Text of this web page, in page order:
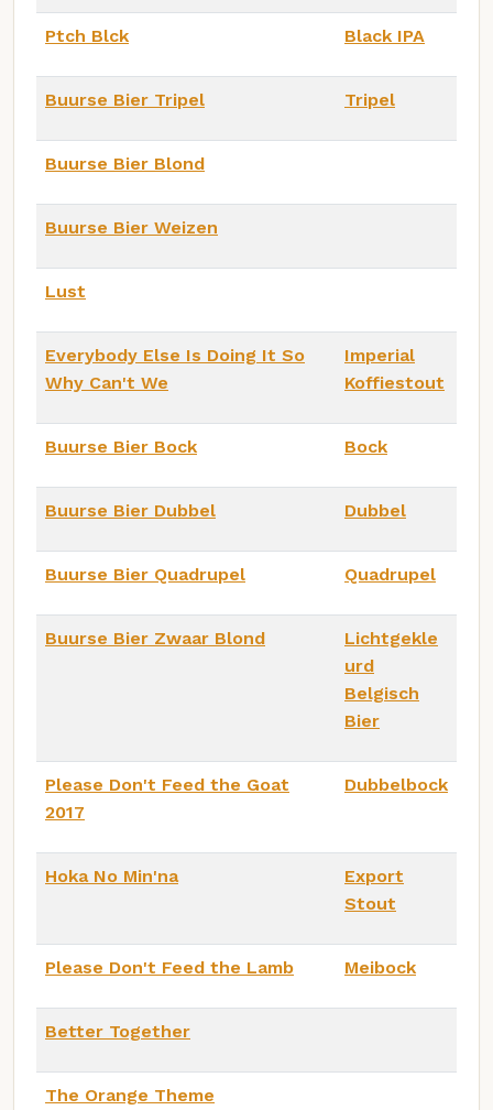
Ptch Blck Black IPA
Buurse Bier Tripel Tripel
Buurse Bier Blond
Buurse Bier Weizen
Lust
Everybody Else Is Doing It So
Why Can't We
Imperial
Koffiestout
Buurse Bier Bock Bock
Buurse Bier Dubbel Dubbel
Buurse Bier Quadrupel Quadrupel
Buurse Bier Zwaar Blond
Lichtgekle
urd
Belgisch
Bier
Please Don't Feed the Goat
2017
Dubbelbock
Hoka No Min'na
Export
Stout
Please Don't Feed the Lamb Meibock
Better Together
The Orange Theme